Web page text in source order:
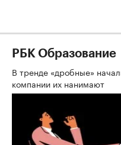
РБК Образование
В тренде «дробные»
компании их нанимают